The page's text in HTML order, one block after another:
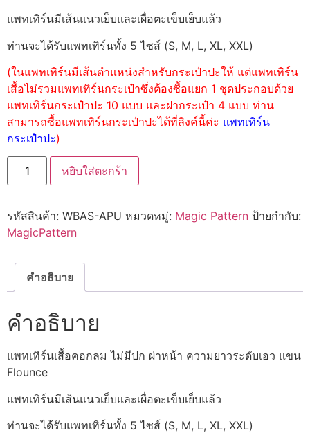
แพทเทิร์นมีเส้นแนวเย็บและเผื่อตะเข็บเย็บแล้ว
ท่านจะได้รับแพทเทิร์นทั้ง 5 ไซส์ (S, M, L, XL, XXL)
(ในแพทเทิร์นมีเส้นตำแหน่งสำหรับกระเป๋าปะให้ แต่แพทเทิร์น
เสื้อไม่รวมแพทเทิร์นกระเป๋าซึ่งต้องซื้อแยก 1 ชุดประกอบด้วย
แพทเทิร์นกระเป๋าปะ 10 แบบ และฝากระเป๋า 4 แบบ ท่าน
สามารถซื้อแพทเทิร์นกระเป๋าปะได้ที่ลิงค์นี้ค่ะ แพทเทิร์น
กระเป๋าปะ)
หยิบใส่ตะกร้า
รหัสสินค้า: WBAS-APU หมวดหมู่: Magic Pattern ป้ายกำกับ:
MagicPattern
คำอธิบาย
คำอธิบาย
แพทเทิร์นเสื้อคอกลม ไม่มีปก ผ่าหน้า ความยาวระดับเอว แขน
Flounce
แพทเทิร์นมีเส้นแนวเย็บและเผื่อตะเข็บเย็บแล้ว
ท่านจะได้รับแพทเทิร์นทั้ง 5 ไซส์ (S, M, L, XL, XXL)